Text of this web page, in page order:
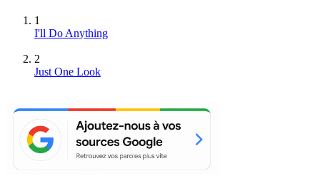
1
I'll Do Anything
2
Just One Look